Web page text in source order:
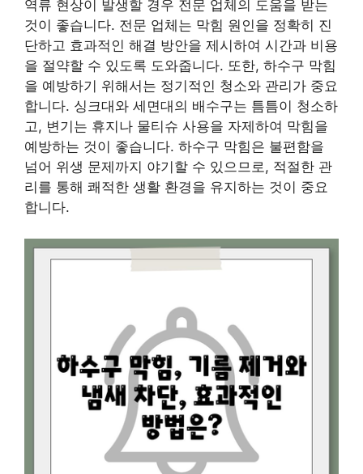
역류 현상이 발생할 경우 전문 업체의 도움을 받는
것이 좋습니다. 전문 업체는 막힘 원인을 정확히 진
단하고 효과적인 해결 방안을 제시하여 시간과 비용
을 절약할 수 있도록 도와줍니다. 또한, 하수구 막힘
을 예방하기 위해서는 정기적인 청소와 관리가 중요
합니다. 싱크대와 세면대의 배수구는 틈틈이 청소하
고, 변기는 휴지나 물티슈 사용을 자제하여 막힘을
예방하는 것이 좋습니다. 하수구 막힘은 불편함을
넘어 위생 문제까지 야기할 수 있으므로, 적절한 관
리를 통해 쾌적한 생활 환경을 유지하는 것이 중요
합니다.